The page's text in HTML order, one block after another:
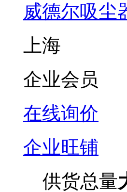
威德尔吸尘
上海
企业会员
在线询价
企业旺铺
供货总量